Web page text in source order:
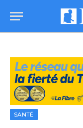
SANTÉ